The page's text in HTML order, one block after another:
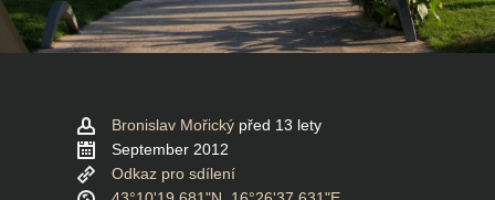
Bronislav Mořický před 13 lety
September 2012
Odkaz pro sdílení